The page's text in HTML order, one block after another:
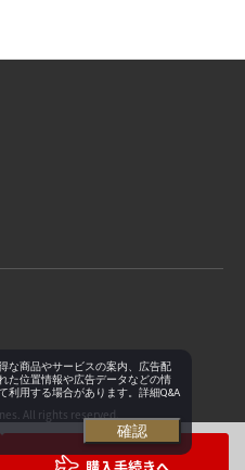
All rights reserved.
な商品やサービスの案内、広告配
た位置情報や広告データなどの情
利用する場合があります。詳細Q&A
確認